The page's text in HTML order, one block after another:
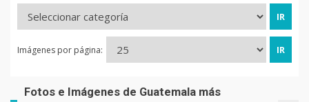
Imágenes por página:
Fotos e Imágenes de Guatemala más